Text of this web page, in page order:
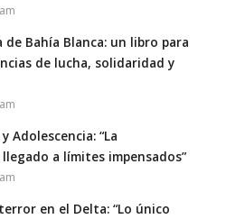
Bahía Blanca: un libro para
de lucha, solidaridad y
Adolescencia: “La
a límites impensados”
en el Delta: “Lo único